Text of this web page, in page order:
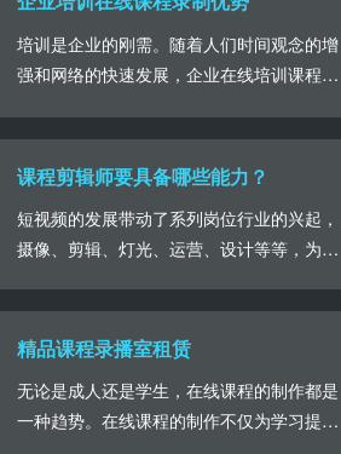
培训是企业的刚需。随着人们时间观念的增
强和网络的快速发展，企业在线培训课程逐
有哪些优势，我们一起了解一下。企业在线
培训课程的录制，直接将录制完成的视频内
容在网络平台发布，企业员工可以根据自己
的时间要求和阶段进行自主学习。而且相较
于企业直播培训，在线培训课程的录制成本
较低，课程能够多......
课程剪辑师要具备哪些能力？
短视频的发展带动了系列岗位行业的兴起，
摄像、剪辑、灯光、运营、设计等等，为了
之间的合作。今天我们就来看一下完美在线
课件视频的呈现，其背后的剪辑师所要具备
剪辑还是有一定的区别的。宣传片和广告片
的拍摄制作总体量上也就是系列内容，最多
精品课程录播室租赁
无论是成人还是学生，在线课程的制作都是
一种趋势。在线课程的制作不仅为学习提供